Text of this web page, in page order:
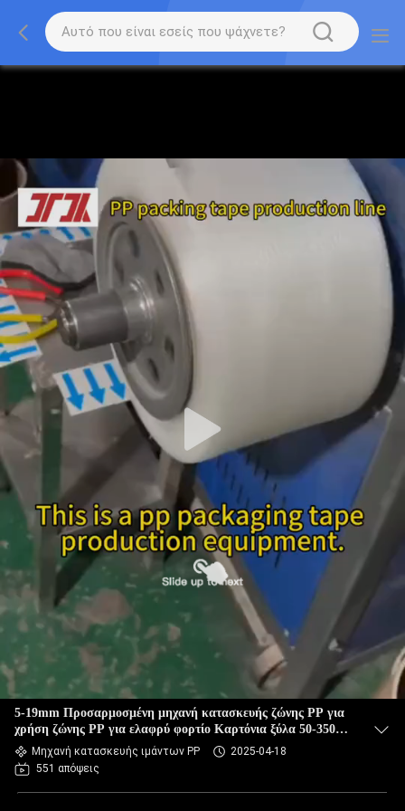
5-19mm Προσαρμοσμένη μηχανή κατασκευής ζώνης PP για
χρήση ζώνης PP για ελαφρύ φορτίο Καρτόνια ξύλα 50-350kg
Δυνατότητα έντασης
Μηχανή κατασκευής ιμάντων PP
2025-04-18
551 απόψεις